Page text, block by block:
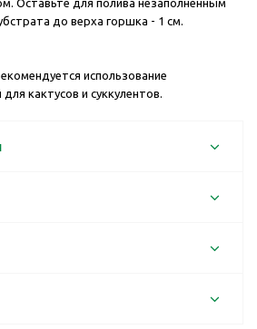
Оставьте для полива незаполненным
до верха горшка - 1 см.
использование
кактусов и суккулентов.